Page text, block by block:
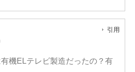
引用
機ELテレビ製造だったの？有